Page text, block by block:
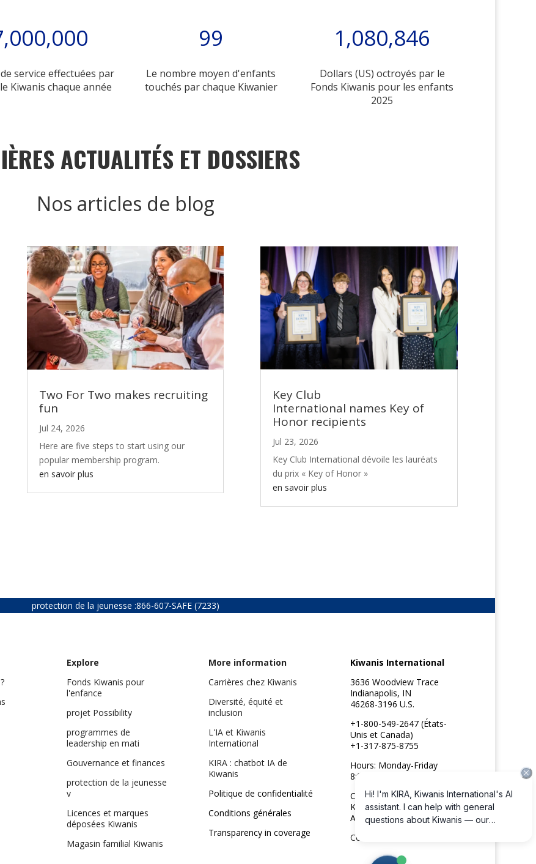
service effectuées par
Kiwanis chaque année
99
Le nombre moyen d'enfants
touchés par chaque Kiwanier
1,080,846
Dollars (US) octroyés par le
Fonds Kiwanis pour les enfants
2025
ACTUALITÉS ET DOSSIERS
Nos articles de blog
Two For Two makes recruiting
fun
Jul 24, 2026
Here are five steps to start using our
popular membership program.
en savoir plus
Key Club
International names Key of
Honor recipients
Jul 23, 2026
Key Club International dévoile les lauréats
du prix « Key of Honor »
en savoir plus
protection de la jeunesse :866-607-SAFE (7233)
Explore
Fonds Kiwanis pour
l'enfance
projet Possibility
programmes de
leadership en mati
Gouvernance et finances
protection de la jeunesse
v
Licences et marques
déposées Kiwanis
Magasin familial Kiwanis
More information
Carrières chez Kiwanis
Diversité, équité et
inclusion
L'IA et Kiwanis
International
KIRA : chatbot IA de
Kiwanis
Politique de confidentialité
Conditions générales
Transparency in coverage
Kiwanis International
3636 Woodview Trace
Indianapolis, IN
46268-3196 U.S.
+1-800-549-2647 (États-
Unis et Canada)
+1-317-875-8755
Hours: Monday-Friday
8:30am to 4:45pm ET
Copyright ©2026
Kiwanis International
All rights reserved
Contactez-nous